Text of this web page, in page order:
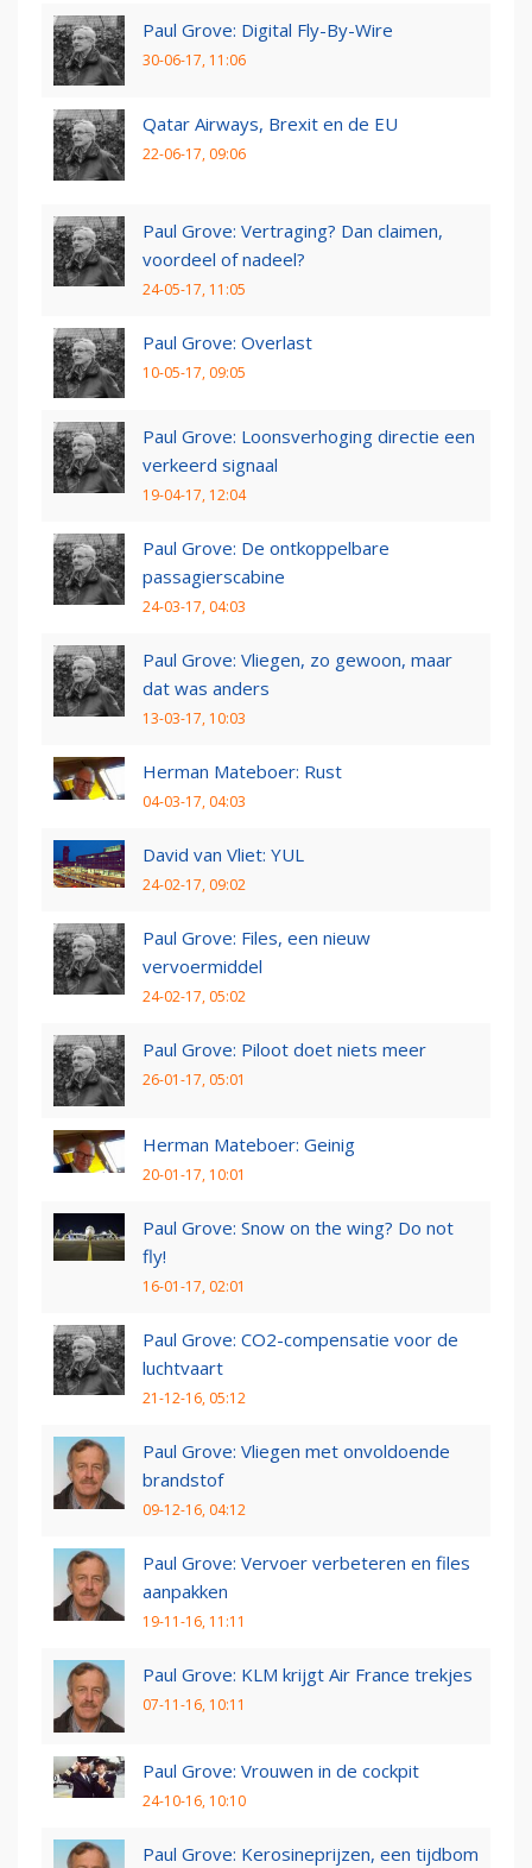
Paul Grove: Digital Fly-By-Wire
30-06-17, 11:06
Qatar Airways, Brexit en de EU
22-06-17, 09:06
Paul Grove: Vertraging? Dan claimen,
voordeel of nadeel?
24-05-17, 11:05
Paul Grove: Overlast
10-05-17, 09:05
Paul Grove: Loonsverhoging directie een
verkeerd signaal
19-04-17, 12:04
Paul Grove: De ontkoppelbare
passagierscabine
24-03-17, 04:03
Paul Grove: Vliegen, zo gewoon, maar
dat was anders
13-03-17, 10:03
Herman Mateboer: Rust
04-03-17, 04:03
David van Vliet: YUL
24-02-17, 09:02
Paul Grove: Files, een nieuw
vervoermiddel
24-02-17, 05:02
Paul Grove: Piloot doet niets meer
26-01-17, 05:01
Herman Mateboer: Geinig
20-01-17, 10:01
Paul Grove: Snow on the wing? Do not
fly!
16-01-17, 02:01
Paul Grove: CO2-compensatie voor de
luchtvaart
21-12-16, 05:12
Paul Grove: Vliegen met onvoldoende
brandstof
09-12-16, 04:12
Paul Grove: Vervoer verbeteren en files
aanpakken
19-11-16, 11:11
Paul Grove: KLM krijgt Air France trekjes
07-11-16, 10:11
Paul Grove: Vrouwen in de cockpit
24-10-16, 10:10
Paul Grove: Kerosineprijzen, een tijdbom